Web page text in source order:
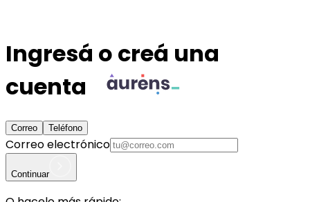
Ingresá o creá una
cuenta
Correo Teléfono
Correo electrónico
Continuar